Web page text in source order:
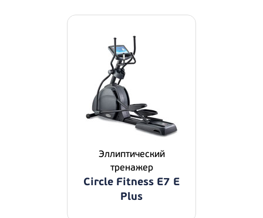
Эллиптичecкий
тpeнaжep
Circle Fitness E7 E
Plus